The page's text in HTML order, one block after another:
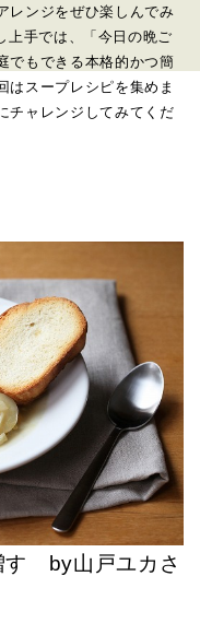
レンジをぜひ楽しんでみ
手では、「今日の晩ご
でもできる本格的かつ簡
はスープレシピを集めま
チャレンジしてみてくだ
す by山戸ユカさ